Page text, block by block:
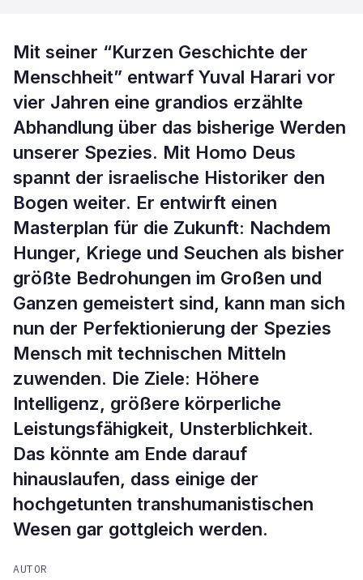
Mit seiner “Kurzen Geschichte der
Menschheit” entwarf Yuval Harari vor
vier Jahren eine grandios erzählte
Abhandlung über das bisherige Werden
unserer Spezies. Mit Homo Deus
spannt der israelische Historiker den
Bogen weiter. Er entwirft einen
Masterplan für die Zukunft: Nachdem
Hunger, Kriege und Seuchen als bisher
größte Bedrohungen im Großen und
Ganzen gemeistert sind, kann man sich
nun der Perfektionierung der Spezies
Mensch mit technischen Mitteln
zuwenden. Die Ziele: Höhere
Intelligenz, größere körperliche
Leistungsfähigkeit, Unsterblichkeit.
Das könnte am Ende darauf
hinauslaufen, dass einige der
hochgetunten transhumanistischen
Wesen gar gottgleich werden.
AUTOR